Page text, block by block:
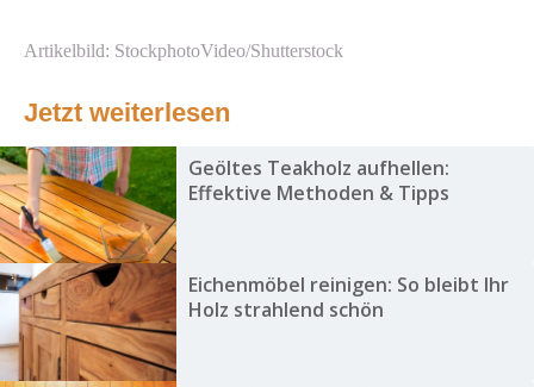
Artikelbild: StockphotoVideo/Shutterstock
Jetzt weiterlesen
Geöltes Teakholz aufhellen:
Effektive Methoden & Tipps
Eichenmöbel reinigen: So bleibt Ihr
Holz strahlend schön